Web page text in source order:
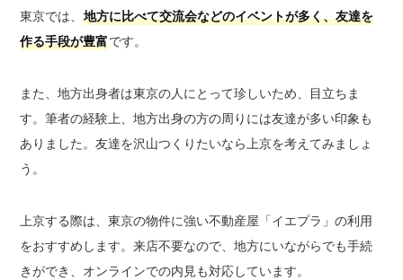
東京では、地方に比べて交流会などのイベントが多く、友達を
作る手段が豊富です。
また、地方出身者は東京の人にとって珍しいため、目立ちま
す。筆者の経験上、地方出身の方の周りには友達が多い印象も
ありました。友達を沢山つくりたいなら上京を考えてみましょ
う。
上京する際は、東京の物件に強い不動産屋「イエプラ」の利用
をおすすめします。来店不要なので、地方にいながらでも手続
きができ、オンラインでの内見も対応しています。